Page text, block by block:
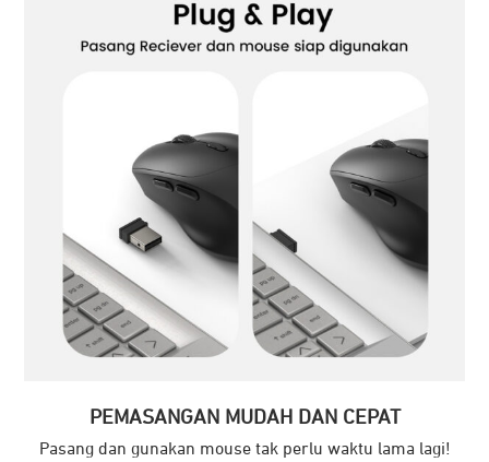
PEMASANGAN MUDAH DAN CEPAT
Pasang dan gunakan mouse tak perlu waktu lama lagi!